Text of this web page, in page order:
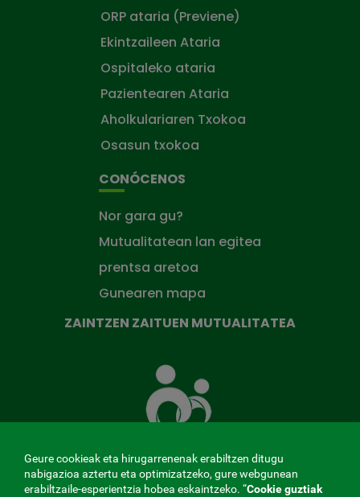
ORP ataria (Previene)
Ekintzaileen Ataria
Ospitaleko ataria
Pazientearen Ataria
Aholkulariaren Txokoa
Osasun txokoa
CONÓCENOS
Nor gara gu?
Mutualitatean lan egitea
prentsa aretoa
Gunearen mapa
ZAINTZEN ZAITUEN MUTUALITATEA
zaituen
Mutua
Geure cookieak eta hirugarrenenak erabiltzen ditugu
nabigazioa aztertu eta optimizatzeko, gure webgunean
erabiltzaile-esperientzia hobea eskaintzeko. “Cookie guztiak